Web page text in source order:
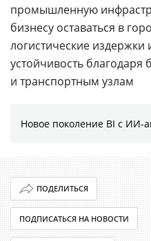
промышленную
бизнесу оставаться в
логистические
устойчивость
и транспортным узлам
Новое поколение BI с ИИ-
ПОДЕЛИТЬСЯ
ПОДПИСАТЬСЯ НА НОВОСТИ